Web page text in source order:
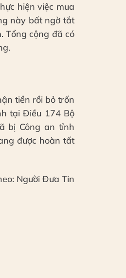
hiện việc mua
này bất ngờ tắt
Tổng cộng đã có
tiền rồi bỏ trốn
tại Điều 174 Bộ
bị Công an tỉnh
được hoàn tất
Người Đưa Tin